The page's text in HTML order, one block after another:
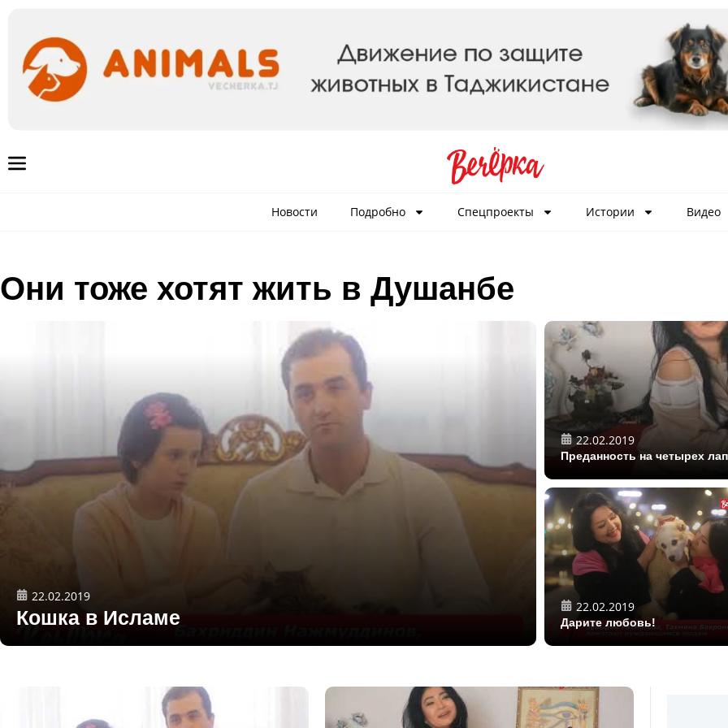
Новости Подробно Спецпроекты Истории Видео
Они тоже хотят жить в Душанбе
22.02.2019
Кошка в Исламе
22.02.2019
Преданность на четырех
22.02.2019
Дарите любовь!